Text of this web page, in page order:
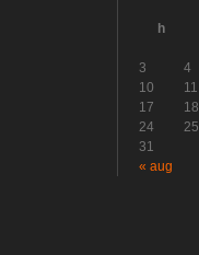
h
3
4
10
11
17
18
24
25
31
« aug